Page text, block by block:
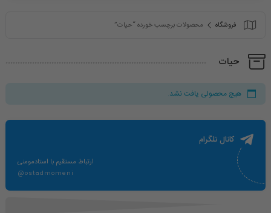
فروشگاه محصولات برچسب خورده “حیات”
حیات
هیچ محصولی یافت نشد.
کانال تلگرام
ارتباط مستقیم با استادمومنی
@ostadmomeni